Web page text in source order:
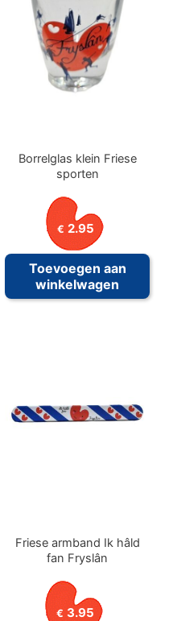
Borrelglas klein Friese
sporten
€ 2.95
Toevoegen aan
winkelwagen
Friese armband Ik hâld
fan Fryslân
€ 3.95